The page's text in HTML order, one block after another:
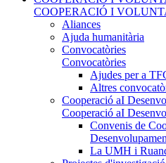
COOPERACIÓ I
Aliances
Ajuda humanitària
Convocatòries
Convocatòries
Ajudes per a
Altres
Cooperació aI
Cooperació aI
Convenis de
La UMH i